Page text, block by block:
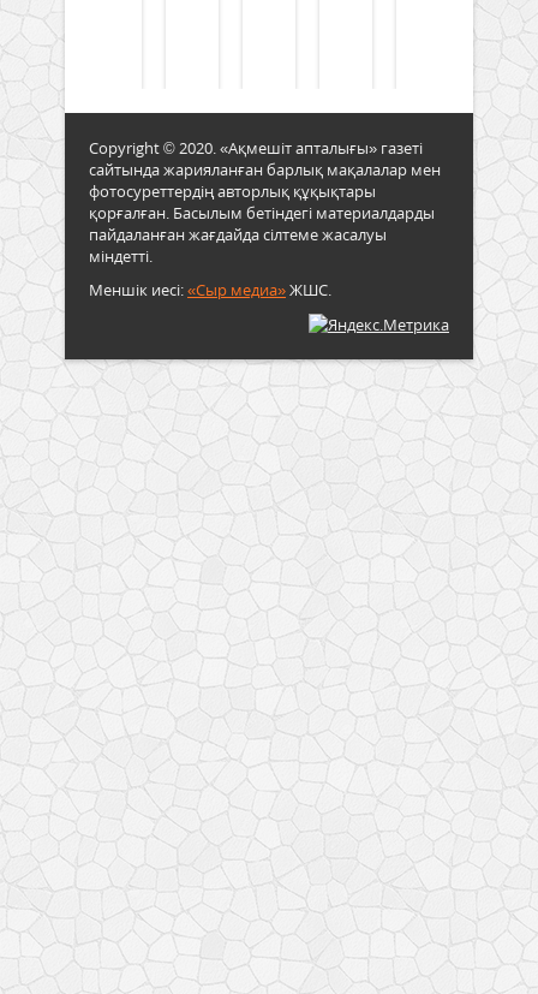
Copyright © 2020. «Ақмешіт апталығы» газеті
сайтында жарияланған барлық мақалалар мен
фотосуреттердің авторлық құқықтары
қорғалған. Басылым бетіндегі материалдарды
пайдаланған жағдайда сілтеме жасалуы
міндетті.
Меншік иесі:«Сыр медиа»ЖШС.